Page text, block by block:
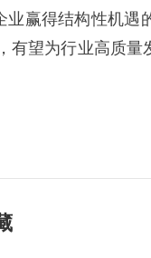
赢得结构性机遇
有望为行业高质量